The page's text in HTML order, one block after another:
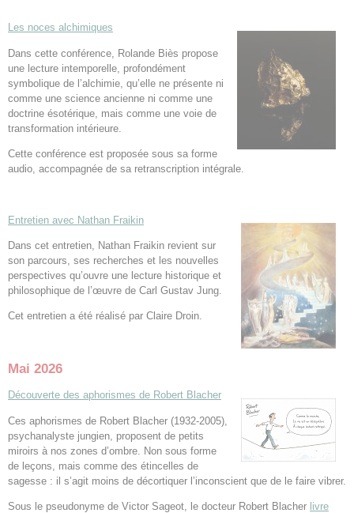
Les noces alchimiques
Dans cette conférence, Rolande Biès propose
une lecture intemporelle, profondément
symbolique de l’alchimie, qu’elle ne présente ni
comme une science ancienne ni comme une
doctrine ésotérique, mais comme une voie de
transformation intérieure.
Cette conférence est proposée sous sa forme
audio, accompagnée de sa retranscription intégrale.
Entretien avec Nathan Fraikin
Dans cet entretien, Nathan Fraikin revient sur
son parcours, ses recherches et les nouvelles
perspectives qu’ouvre une lecture historique et
philosophique de l’œuvre de Carl Gustav Jung.
Cet entretien a été réalisé par Claire Droin.
Mai 2026
Découverte des aphorismes de Robert Blacher
Ces aphorismes de Robert Blacher (1932-2005),
psychanalyste jungien, proposent de petits
miroirs à nos zones d’ombre. Non sous forme
de leçons, mais comme des étincelles de
sagesse : il s’agit moins de décortiquer l’inconscient que de le faire vibrer.
Sous le pseudonyme de Victor Sageot, le docteur Robert Blacher livre